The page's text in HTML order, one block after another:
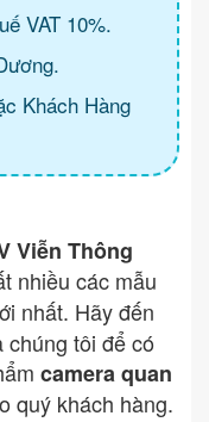
VAT 10%.
Khách Hàng
Viễn Thông
nhiều các mẫu
nhất. Hãy đến
chúng tôi để có
camera quan
quý khách hàng.